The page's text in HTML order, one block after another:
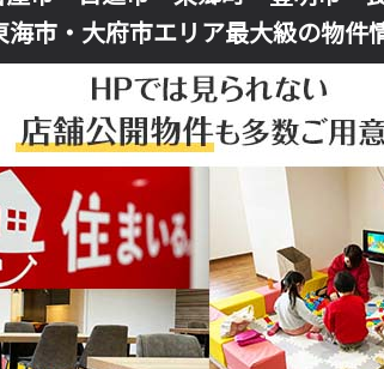
海市・大府市エリア最大級の物件